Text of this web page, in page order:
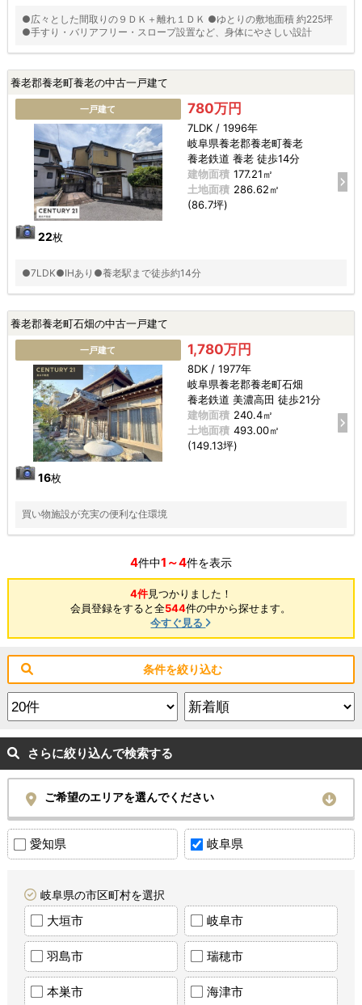
●広々とした間取りの９ＤＫ＋離れ１ＤＫ ●ゆとりの敷地面積 約225坪
●手すり・バリアフリー・スロープ設置など、身体にやさしい設計
養老郡養老町養老の中古一戸建て
一戸建て
22枚
780万円
7LDK / 1996年
岐阜県養老郡養老町養老
養老鉄道 養老 徒歩14分
建物面積 177.21㎡
土地面積 286.62㎡
(86.7坪)
●7LDK●IHあり●養老駅まで徒歩約14分
養老郡養老町石畑の中古一戸建て
一戸建て
16枚
1,780万円
8DK / 1977年
岐阜県養老郡養老町石畑
養老鉄道 美濃高田 徒歩21分
建物面積 240.4㎡
土地面積 493.00㎡
(149.13坪)
買い物施設が充実の便利な住環境
4件中1～4件を表示
4件見つかりました！
会員登録をすると全544件の中から探せます。
今すぐ見る
条件を絞り込む
さらに絞り込んで検索する
ご希望のエリアを選んでください
愛知県 岐阜県
岐阜県の市区町村を選択
大垣市 岐阜市
羽島市 瑞穂市
本巣市 海津市